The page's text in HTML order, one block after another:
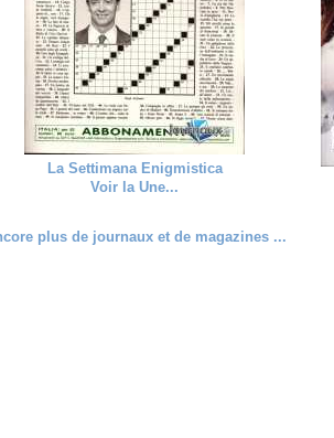
La Settimana Enigmistica
Voir la Une...
plus de journaux et de magazines ...